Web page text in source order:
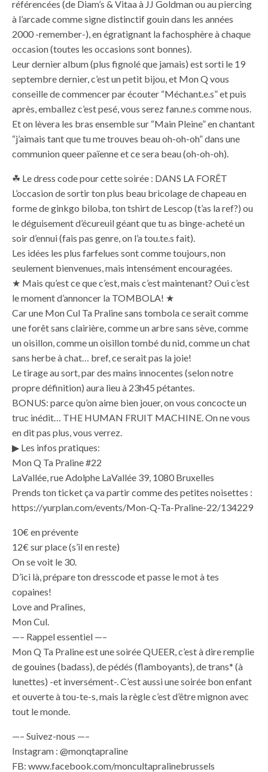
référencées (de Diam’s & Vitaa à JJ Goldman ou au piercing
à l’arcade comme signe distinctif gouin dans les années
2000 -remember-), en égratignant la fachosphère à chaque
occasion (toutes les occasions sont bonnes).
Leur dernier album (plus fignolé que jamais) est sorti le 19
septembre dernier, c’est un petit bijou, et Mon Q vous
conseille de commencer par écouter “Méchant.e.s” et puis
après, emballez c’est pesé, vous serez fan.ne.s comme nous.
Et on lèvera les bras ensemble sur “Main Pleine” en chantant
“j’aimais tant que tu me trouves beau oh-oh-oh” dans une
communion queer païenne et ce sera beau (oh-oh-oh).
☘︎ Le dress code pour cette soirée : DANS LA FORÊT
L’occasion de sortir ton plus beau bricolage de chapeau en
forme de ginkgo biloba, ton tshirt de Lescop (t’as la ref?) ou
le déguisement d’écureuil géant que tu as binge-acheté un
soir d’ennui (fais pas genre, on l’a tou.te.s fait).
Les idées les plus farfelues sont comme toujours, non
seulement bienvenues, mais intensément encouragées.
★ Mais qu’est ce que c’est, mais c’est maintenant? Oui c’est
le moment d’annoncer la TOMBOLA! ★
Car une Mon Cul Ta Praline sans tombola ce serait comme
une forêt sans clairière, comme un arbre sans sève, comme
un oisillon, comme un oisillon tombé du nid, comme un chat
sans herbe à chat… bref, ce serait pas la joie!
Le tirage au sort, par des mains innocentes (selon notre
propre définition) aura lieu à 23h45 pétantes.
BONUS: parce qu’on aime bien jouer, on vous concocte un
truc inédit… THE HUMAN FRUIT MACHINE. On ne vous
en dit pas plus, vous verrez.
▶︎ Les infos pratiques:
Mon Q Ta Praline #22
LaVallée, rue Adolphe LaVallée 39, 1080 Bruxelles
Prends ton ticket ça va partir comme des petites noisettes :
https://yurplan.com/events/Mon-Q-Ta-Praline-22/134229
10€ en prévente
12€ sur place (s’il en reste)
On se voit le 30.
D’ici là, prépare ton dresscode et passe le mot à tes
copaines!
Love and Pralines,
Mon Cul.
—– Rappel essentiel —–
Mon Q Ta Praline est une soirée QUEER, c’est à dire remplie
de gouines (badass), de pédés (flamboyants), de trans* (à
lunettes) -et inversément-. C’est aussi une soirée bon enfant
et ouverte à tou-te-s, mais la règle c’est d’être mignon avec
tout le monde.
—– Suivez-nous —–
Instagram : @monqtapraline
FB: www.facebook.com/moncultapralinebrussels